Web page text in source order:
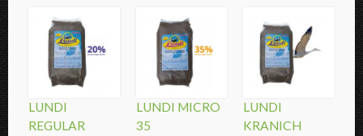
LUNDI
REGULAR
LUNDI MICRO
35
LUNDI
KRANICH